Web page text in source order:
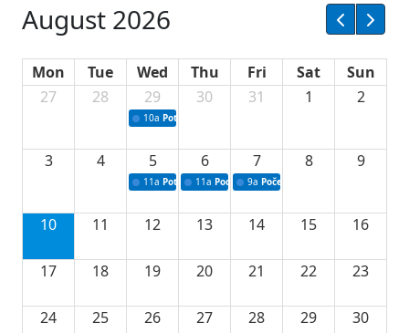
August 2026
Mon Tue Wed Thu Fri Sat
Sun
27
28 29
10a Potpisivanje ugovora sa neprofitnim
30 31 1 2
3 4 5
11a Potpisivanje ugovora o stipendijama za
6
11a Podrška razvoju vodne infrastrukture u
7
9a Početak izgradnje nove
8 9
10 11 12 13 14 15 16
17 18 19 20 21 22 23
24 25 26 27 28 29 30